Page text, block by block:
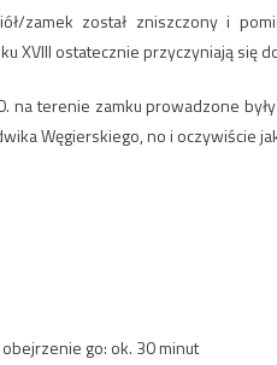
zamek został zniszczony i
XVIII ostatecznie przyczyniają się
na terenie zamku prowadzone
Wę­gier­skie­go, no i oczywiście
go: ok. 30 minut